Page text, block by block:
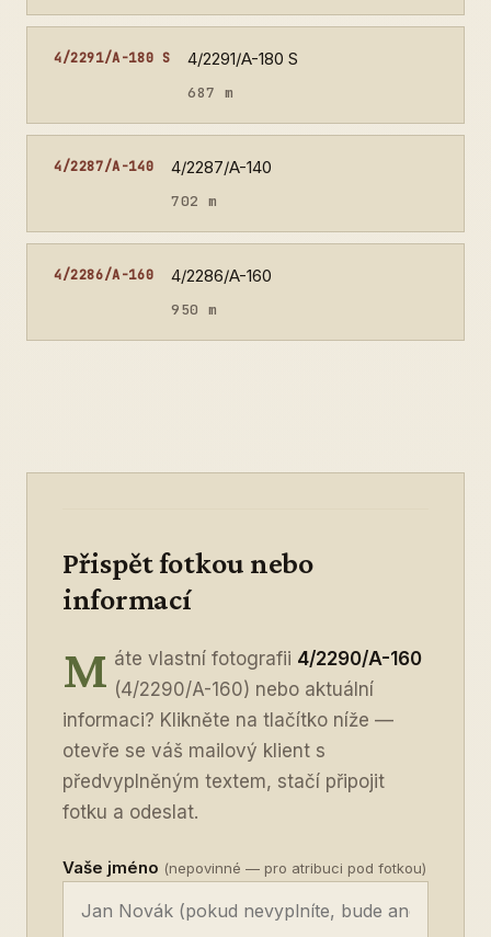
4/2291/A-180 S 4/2291/A-180 S
687 m
4/2287/A-140 4/2287/A-140
702 m
4/2286/A-160 4/2286/A-160
950 m
Přispět fotkou nebo
informací
M áte vlastní fotografii 4/2290/A-160
(4/2290/A-160) nebo aktuální
informaci? Klikněte na tlačítko níže —
otevře se váš mailový klient s
předvyplněným textem, stačí připojit
fotku a odeslat.
Vaše jméno (nepovinné — pro atribuci pod fotkou)